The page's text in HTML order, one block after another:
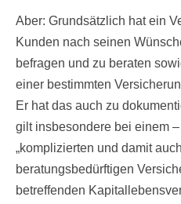
Aber: Grundsätzlich hat ein
Kunden nach seinen
befragen und zu beraten
einer bestimmten
Er hat das auch zu
gilt insbesondere bei einem
„komplizierten und damit
beratungsbedürftigen
betreffenden